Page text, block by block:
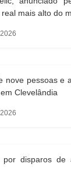
mais alto do
nove pessoas e
Clevelândia
por disparos